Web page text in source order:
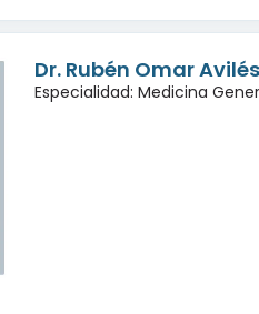
Dr. Rubén Omar
Especialidad: Medicina